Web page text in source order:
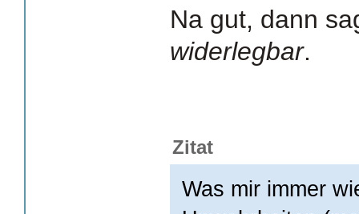
Na gut, dann
widerlegbar.
Zitat
Was mir immer